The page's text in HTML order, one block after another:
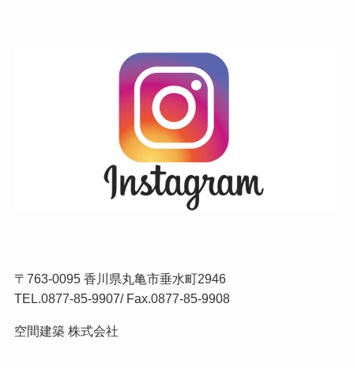
〒763-0095 香川県丸亀市垂水町2946
TEL.0877-85-9907/ Fax.0877-85-9908
空間建築 株式会社